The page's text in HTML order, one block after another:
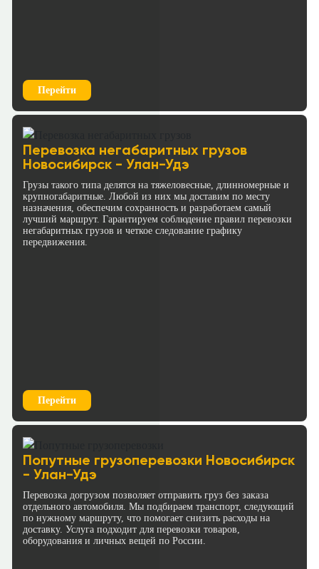
Перейти
Перевозка негабаритных грузов
Новосибирск - Улан-Удэ
Грузы такого типа делятся на тяжеловесные, длинномерные и
крупногабаритные. Любой из них мы доставим по месту
назначения, обеспечим сохранность и разработаем самый
лучший маршрут. Гарантируем соблюдение правил перевозки
негабаритных грузов и четкое следование графику
передвижения.
Перейти
Попутные грузоперевозки Новосибирск
- Улан-Удэ
Перевозка догрузом позволяет отправить груз без заказа
отдельного автомобиля. Мы подбираем транспорт, следующий
по нужному маршруту, что помогает снизить расходы на
доставку. Услуга подходит для перевозки товаров,
оборудования и личных вещей по России.